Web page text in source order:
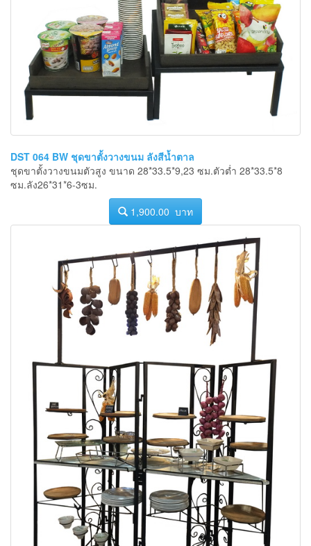
DST 064 BW ชุดขาตั้งวางขนม ลังสีน้ำตาล
ชุดขาตั้งวางขนมตัวสูง ขนาด 28*33.5*9,23 ซม.ตัวต่ำ 28*33.5*8
ซม.ลัง26*31*6-3ซม.
1,900.00 บาท